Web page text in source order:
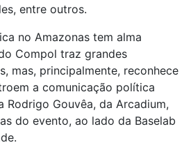
entre outros.
no Amazonas tem alma
Compol traz grandes
mas, principalmente, reconhece
a comunicação política
Rodrigo Gouvêa, da Arcadium,
do evento, ao lado da Baselab